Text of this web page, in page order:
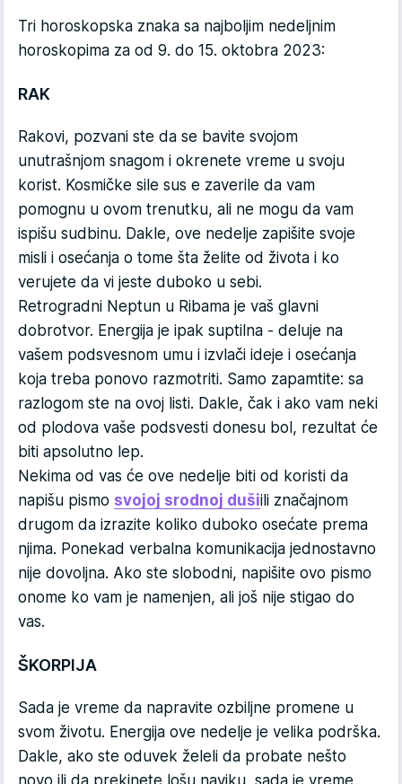
Tri horoskopska znaka sa najboljim nedeljnim
horoskopima za od 9. do 15. oktobra 2023:
RAK
Rakovi, pozvani ste da se bavite svojom
unutrašnjom snagom i okrenete vreme u svoju
korist. Kosmičke sile sus e zaverile da vam
pomognu u ovom trenutku, ali ne mogu da vam
ispišu sudbinu. Dakle, ove nedelje zapišite svoje
misli i osećanja o tome šta želite od života i ko
verujete da vi jeste duboko u sebi.
Retrogradni Neptun u Ribama je vaš glavni
dobrotvor. Energija je ipak suptilna - deluje na
vašem podsvesnom umu i izvlači ideje i osećanja
koja treba ponovo razmotriti. Samo zapamtite: sa
razlogom ste na ovoj listi. Dakle, čak i ako vam neki
od plodova vaše podsvesti donesu bol, rezultat će
biti apsolutno lep.
Nekima od vas će ove nedelje biti od koristi da
napišu pismo svojoj srodnoj dušiili značajnom
drugom da izrazite koliko duboko osećate prema
njima. Ponekad verbalna komunikacija jednostavno
nije dovoljna. Ako ste slobodni, napišite ovo pismo
onome ko vam je namenjen, ali još nije stigao do
vas.
ŠKORPIJA
Sada je vreme da napravite ozbiljne promene u
svom životu. Energija ove nedelje je velika podrška.
Dakle, ako ste oduvek želeli da probate nešto
novo ili da prekinete lošu naviku, sada je vreme.